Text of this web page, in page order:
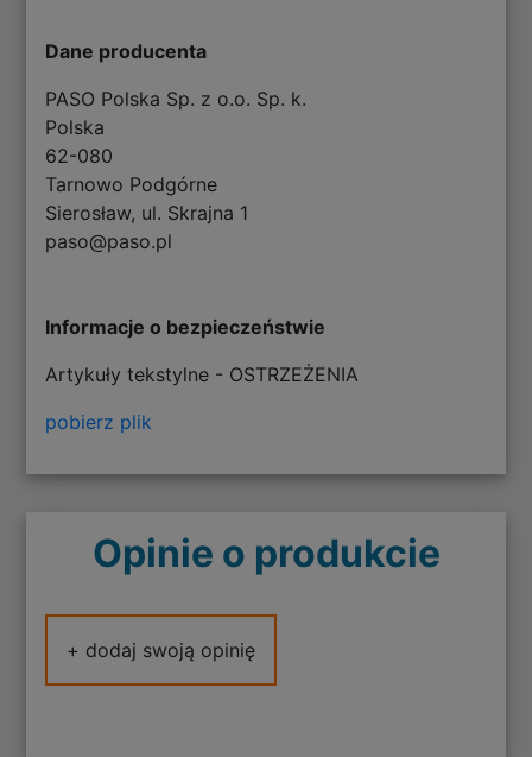
Dane producenta
PASO Polska Sp. z o.o. Sp. k.
Polska
62-080
Tarnowo Podgórne
Sierosław, ul. Skrajna 1
paso@paso.pl
Informacje o bezpieczeństwie
Artykuły tekstylne - OSTRZEŻENIA
pobierz plik
Opinie o produkcie
+ dodaj swoją opinię